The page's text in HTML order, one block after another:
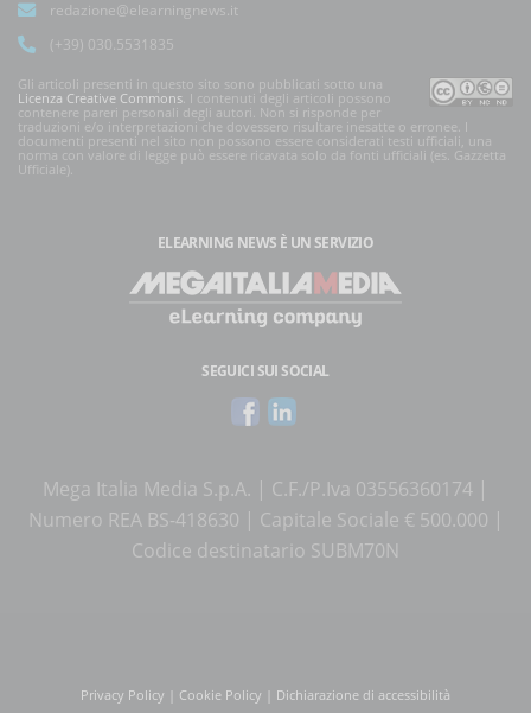
redazione@elearningnews.it
(+39) 030.5531835
Gli articoli presenti in questo sito sono pubblicati sotto una
Licenza Creative Commons. I contenuti degli articoli possono
contenere pareri personali degli autori. Non si risponde per
traduzioni e/o interpretazioni che dovessero risultare inesatte o erronee. I
documenti presenti nel sito non possono essere considerati testi ufficiali, una
norma con valore di legge può essere ricavata solo da fonti ufficiali (es. Gazzetta
Ufficiale).
ELEARNING NEWS È UN SERVIZIO
SEGUICI SUI SOCIAL
Mega Italia Media S.p.A. | C.F./P.Iva 03556360174 |
Numero REA BS-418630 | Capitale Sociale € 500.000 |
Codice destinatario SUBM70N
Privacy Policy Cookie Policy Dichiarazione di accessibilità